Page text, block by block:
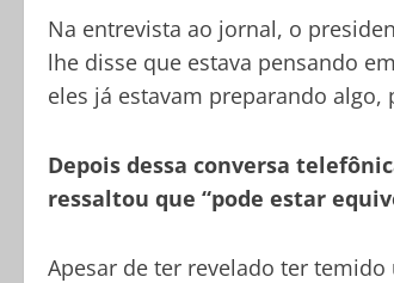
Na entrevista ao jornal, o
lhe disse que estava pensando
eles já estavam preparando
Depois dessa conversa
ressaltou que “pode estar
Apesar de ter revelado ter